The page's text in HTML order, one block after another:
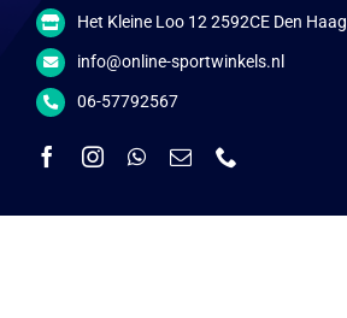
Het Kleine Loo 12 2592CE Den Haag
info@online-sportwinkels.nl
06-57792567